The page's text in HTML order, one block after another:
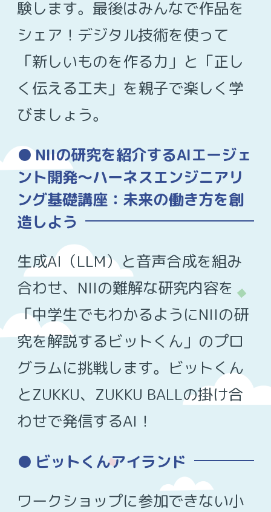
験します。最後はみんなで作品を
シェア！デジタル技術を使って
「新しいものを作る力」と「正し
く伝える工夫」を親子で楽しく学
びましょう。
NIIの研究を紹介するAIエージェ
ント開発〜ハーネスエンジニアリ
ング基礎講座：未来の働き方を創
造しよう
生成AI（LLM）と音声合成を組み
合わせ、NIIの難解な研究内容を
「中学生でもわかるようにNIIの研
究を解説するビットくん」のプロ
グラムに挑戦します。ビットくん
とZUKKU、ZUKKU BALLの掛け合
わせで発信するAI！
ビットくんアイランド
ワークショップに参加できない小